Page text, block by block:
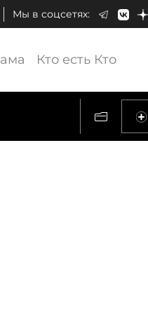
Мы в соцсетях:
Кто есть Кто